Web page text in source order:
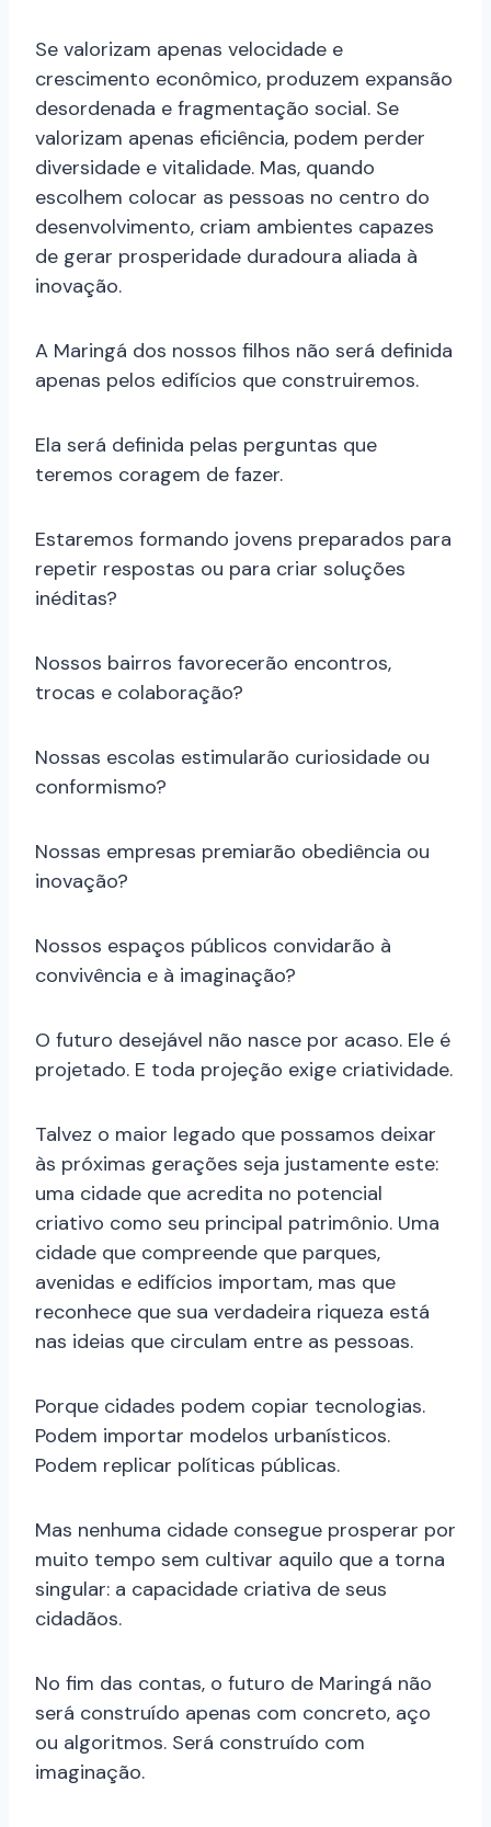
Se valorizam apenas velocidade e
crescimento econômico, produzem expansão
desordenada e fragmentação social. Se
valorizam apenas eficiência, podem perder
diversidade e vitalidade. Mas, quando
escolhem colocar as pessoas no centro do
desenvolvimento, criam ambientes capazes
de gerar prosperidade duradoura aliada à
inovação.
A Maringá dos nossos filhos não será definida
apenas pelos edifícios que construiremos.
Ela será definida pelas perguntas que
teremos coragem de fazer.
Estaremos formando jovens preparados para
repetir respostas ou para criar soluções
inéditas?
Nossos bairros favorecerão encontros,
trocas e colaboração?
Nossas escolas estimularão curiosidade ou
conformismo?
Nossas empresas premiarão obediência ou
inovação?
Nossos espaços públicos convidarão à
convivência e à imaginação?
O futuro desejável não nasce por acaso. Ele é
projetado. E toda projeção exige criatividade.
Talvez o maior legado que possamos deixar
às próximas gerações seja justamente este:
uma cidade que acredita no potencial
criativo como seu principal patrimônio. Uma
cidade que compreende que parques,
avenidas e edifícios importam, mas que
reconhece que sua verdadeira riqueza está
nas ideias que circulam entre as pessoas.
Porque cidades podem copiar tecnologias.
Podem importar modelos urbanísticos.
Podem replicar políticas públicas.
Mas nenhuma cidade consegue prosperar por
muito tempo sem cultivar aquilo que a torna
singular: a capacidade criativa de seus
cidadãos.
No fim das contas, o futuro de Maringá não
será construído apenas com concreto, aço
ou algoritmos. Será construído com
imaginação.